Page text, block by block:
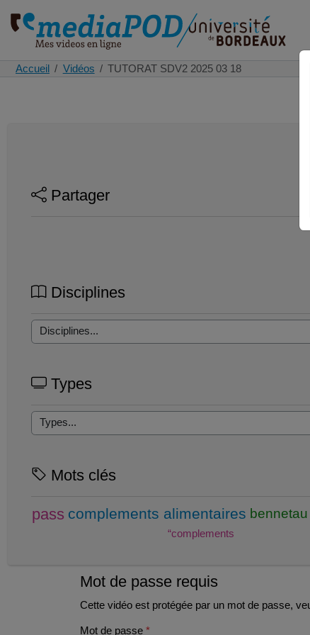
Accueil Vidéos TUTORAT SDV2 2025 03 18
Partager
Disciplines
Types
Mots clés
pass complements alimentaires bennetau
“complements
Mot de passe requis
Cette vidéo est protégée par un mot de passe,
Mot de passe *